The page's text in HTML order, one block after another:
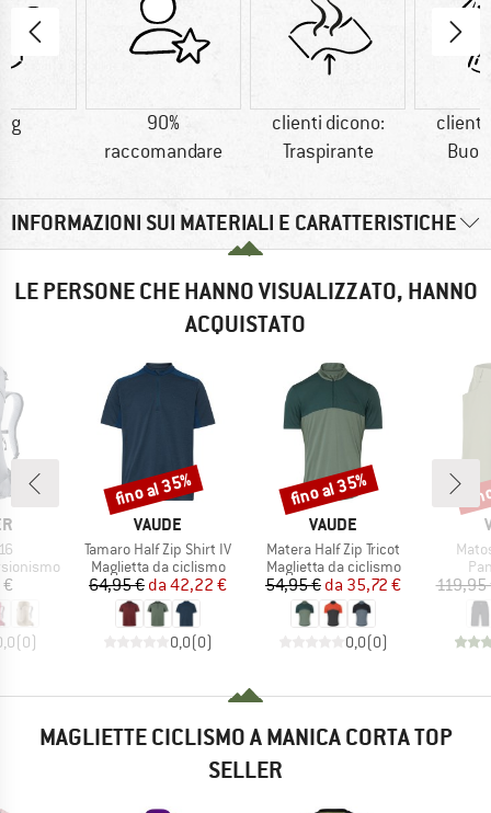
g
90%
raccomandare
clienti dicono:
Traspirante
clienti
INFORMAZIONI SUI MATERIALI E CARATTERISTICHE
LE PERSONE CHE HANNO VISUALIZZATO, HANNO
ACQUISTATO
(0)
MARCHIO
VAUDE
Articolo
Tamaro Half Zip Shirt IV
Gruppo di prodotti
Maglietta da ciclismo
Prezzo
64,95 € Prezzo ridotto
da 42,22 €
0,0(0)
Sconto
fino al 35%
MARCHIO
VAUDE
Articolo
Matera Half Zip Tricot
Gruppo di prodotti
Maglietta da ciclismo
Prezzo
54,95 € Prezzo ridotto
da 35,72 €
0,0(0)
Sconto
fino al 35%
119,95
MAGLIETTE CICLISMO A MANICA CORTA TOP
SELLER